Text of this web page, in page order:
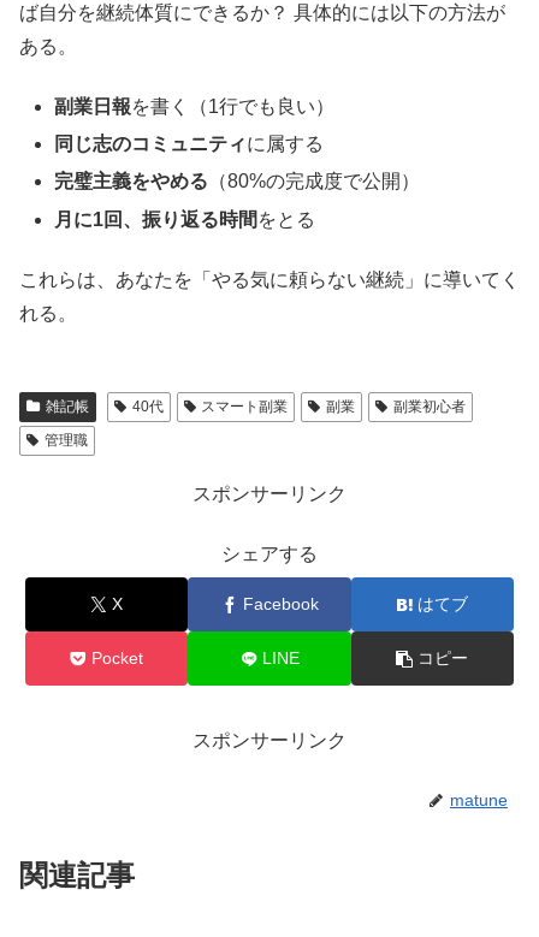
ば自分を継続体質にできるか？ 具体的には以下の方法が
ある。
副業日報を書く（1行でも良い）
同じ志のコミュニティに属する
完璧主義をやめる （80%の完成度で公開）
月に1回、振り返る時間 をとる
これらは、あなたを「やる気に頼らない継続」に導いてく
れる。
雑記帳 40代 スマート副業 副業
副業初心者
管理職
スポンサーリンク
シェアする
X Facebook はてブ
Pocket LINE コピー
スポンサーリンク
matune
関連記事